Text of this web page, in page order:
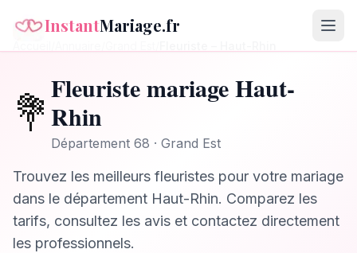
InstantMariage.fr
💐
FleuristemariageHaut-
Rhin
Département 68 · Grand Est
Trouvez les meilleurs fleuristes pour votre mariage
dans le département Haut-Rhin. Comparez les
tarifs, consultez les avis et contactez directement
les professionnels.